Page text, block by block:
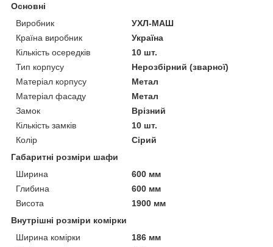
Основні
Виробник
УХЛ-МАШ
Країна виробник
Україна
Кількість осередків
10 шт.
Тип корпусу
Нерозбірний (зварної)
Матеріал корпусу
Метал
Матеріал фасаду
Метал
Замок
Врізний
Кількість замків
10 шт.
Колір
Сірий
Габаритні розміри шафи
Ширина
600 мм
Глибина
600 мм
Висота
1900 мм
Внутрішні розміри комірки
Ширина комірки
186 мм